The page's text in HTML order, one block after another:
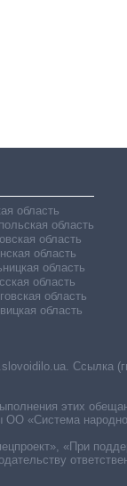
область
область
область
область
область
область
область
область
Ссылка
этих
«Система
«При